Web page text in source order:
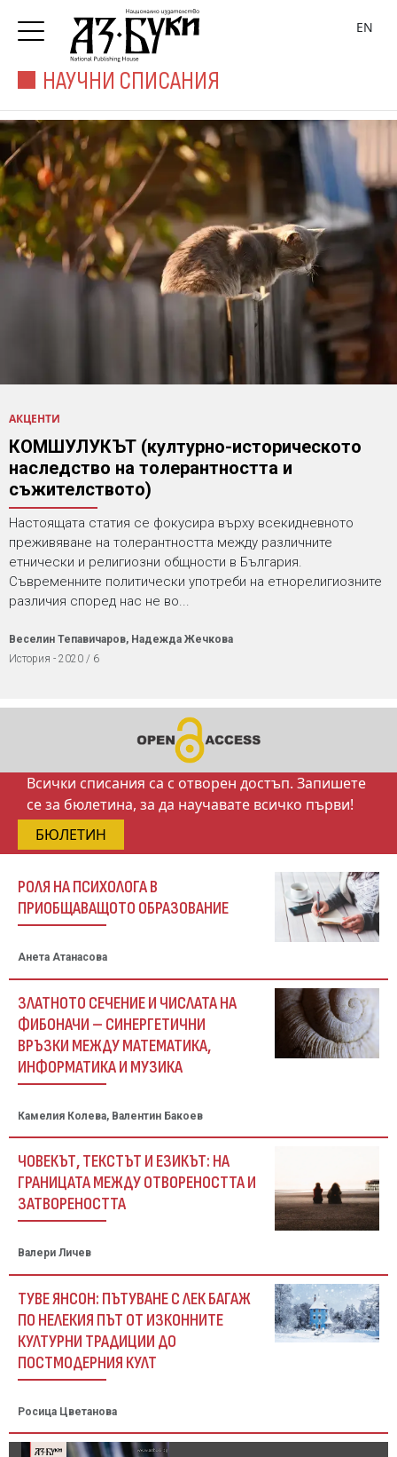
НАУЧНИ СПИСАНИЯ
EN
АКЦЕНТИ
КОМШУЛУКЪТ (културно-историческото
наследство на толерантността и
съжителството)
Настоящата статия се фокусира върху всекидневното
преживяване на толерантността между различните
етнически и религиозни общности в България.
Съвременните политически употреби на етнорелигиозните
различия според нас не во...
Веселин Тепавичаров, Надежда Жечкова
История - 2020 / 6
Всички списания са с отворен достъп. Запишете
се за бюлетина, за да научавате всичко първи!
БЮЛЕТИН
РОЛЯ НА ПСИХОЛОГА В
ПРИОБЩАВАЩОТО ОБРАЗОВАНИЕ
Анета Атанасова
ЗЛАТНОТО СЕЧЕНИЕ И ЧИСЛАТА НА
ФИБОНАЧИ – СИНЕРГЕТИЧНИ
ВРЪЗКИ МЕЖДУ МАТЕМАТИКА,
ИНФОРМАТИКА И МУЗИКА
Камелия Колева, Валентин Бакоев
ЧОВЕКЪТ, ТЕКСТЪТ И ЕЗИКЪТ: НА
ГРАНИЦАТА МЕЖДУ ОТВОРЕНОСТТА И
ЗАТВОРЕНОСТТА
Валери Личев
ТУВЕ ЯНСОН: ПЪТУВАНЕ С ЛЕК БАГАЖ
ПО НЕЛЕКИЯ ПЪТ ОТ ИЗКОННИТЕ
КУЛТУРНИ ТРАДИЦИИ ДО
ПОСТМОДЕРНИЯ КУЛТ
Росица Цветанова